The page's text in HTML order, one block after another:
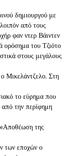
δημιουργού με
από τους
φαν ντερ Βάιντεν
ορόσημα του Τζιότο
στους μεγάλους
Μικελάντζελο. Στη
το εύρημα που
από την περίφημη
της
των εποχών ο